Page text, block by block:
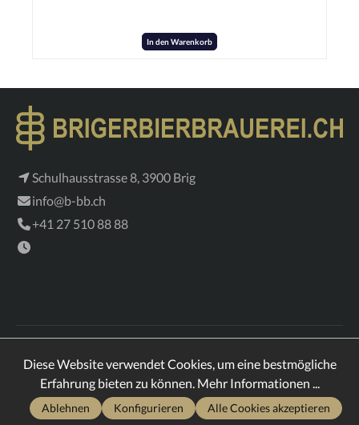
verbindet sich harmonisch mit dem schlanken Malzkörper
und einer sanften, sauber eingebundenen Bittere. Das
Ergebnis ist ein erfrischendes, überraschend
trotzdem im Gedächtnis bleibt.Zutaten:Wasser,
In den Warenkorb
Schulhausstrasse 8, 3900 Brig
info@b-bb.ch
+41 27 510 88 88
gesetzl. Mehrwertsteuer zzgl.Versandkosten und ggf.
Nachnahmegebühren, wenn nicht anders angegeben.
Diese Website verwendet Cookies, um eine bestmögliche
Erfahrung bieten zu können. Mehr Informationen ...
Ablehnen Konfigurieren Alle Cookies akzeptieren